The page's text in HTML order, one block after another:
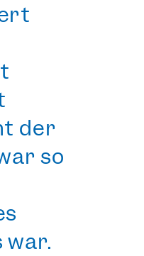
der
so